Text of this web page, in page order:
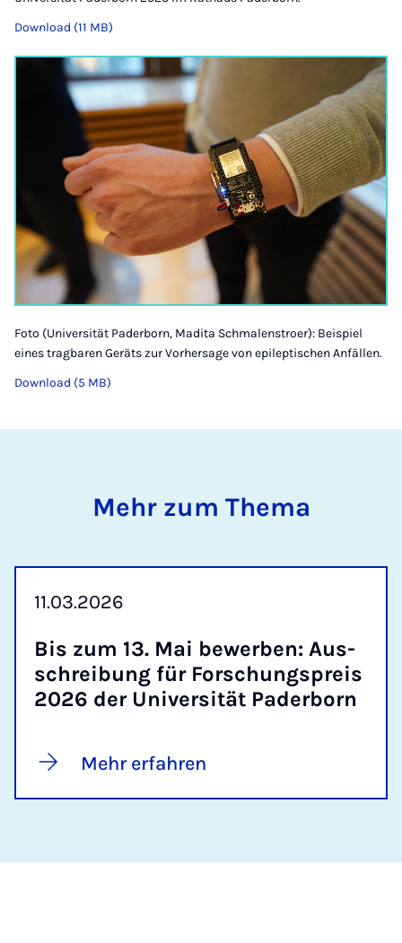
Download (11 MB)
Foto (Universität Paderborn, Madita Schmalenstroer): Beispiel
eines tragbaren Geräts zur Vorhersage von epileptischen Anfällen.
Download (5 MB)
Mehr zum Thema
11.03.2026
Bis zum 13. Mai be­wer­ben: Aus­
schrei­bung für For­schungs­preis
2026 der Uni­ver­si­tät Pa­der­born
Mehr erfahren